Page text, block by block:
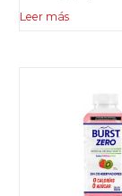
Leer más